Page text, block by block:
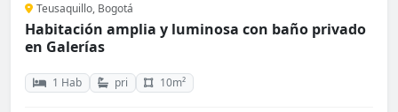
Teusaquillo, Bogotá
Habitación amplia y luminosa con baño privado
en Galerías
1 Hab pri 10m²